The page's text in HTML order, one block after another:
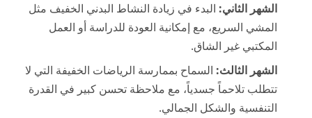
الشهر الثاني: البدء في زيادة النشاط البدني الخفيف مثل
المشي السريع، مع إمكانية العودة للدراسة أو العمل
المكتبي غير الشاق.
الشهر الثالث: السماح بممارسة الرياضات الخفيفة التي لا
تتطلب تلاحماً جسدياً، مع ملاحظة تحسن كبير في القدرة
التنفسية والشكل الجمالي.